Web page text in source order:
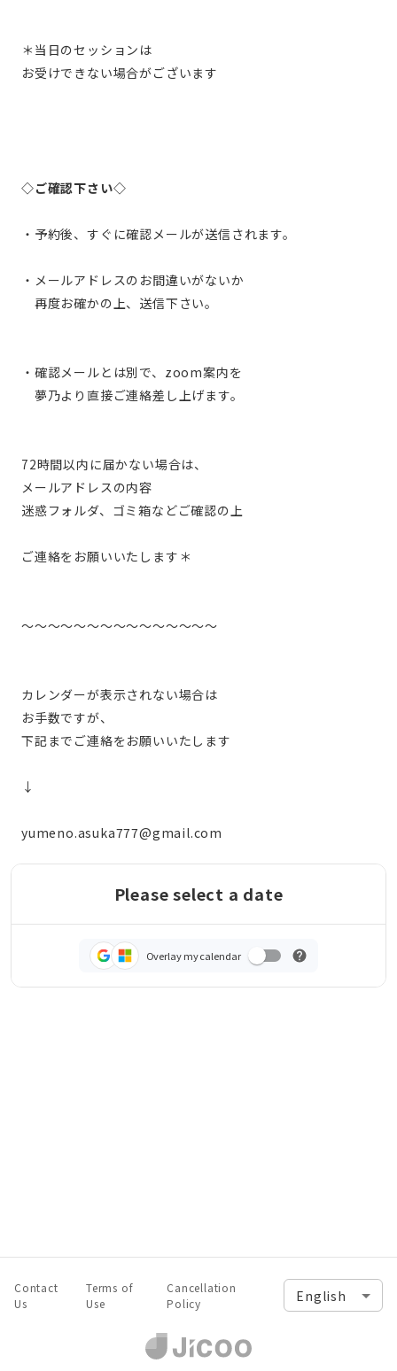
＊当日のセッションは
お受けできない場合がございます
◇ご確認下さい◇
・予約後、すぐに確認メールが送信されます。
・メールアドレスのお間違いがないか
再度お確かの上、送信下さい。
・確認メールとは別で、zoom案内を
夢乃より直接ご連絡差し上げます。
72時間以内に届かない場合は、
メールアドレスの内容
迷惑フォルダ、ゴミ箱などご確認の上
ご連絡をお願いいたします＊
〜〜〜〜〜〜〜〜〜〜〜〜〜〜〜
カレンダーが表示されない場合は
お手数ですが、
下記までご連絡をお願いいたします
↓
yumeno.asuka777@gmail.com
Please select a date
Overlay my calendar
Contact
Us
Terms of
Use
Cancellation
Policy